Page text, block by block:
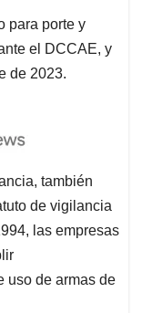
para porte y
el DCCAE, y
de 2023.
también
de vigilancia
las empresas
uso de armas de